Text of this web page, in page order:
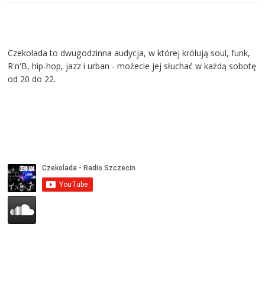
Czekolada to dwugodzinna audycja, w której królują soul, funk,
R'n'B, hip-hop, jazz i urban - możecie jej słuchać w każdą sobotę
od 20 do 22.